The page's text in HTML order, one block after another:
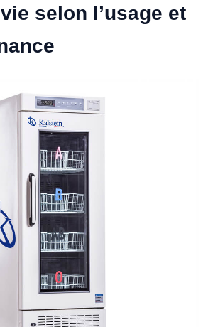
selon l’usage et